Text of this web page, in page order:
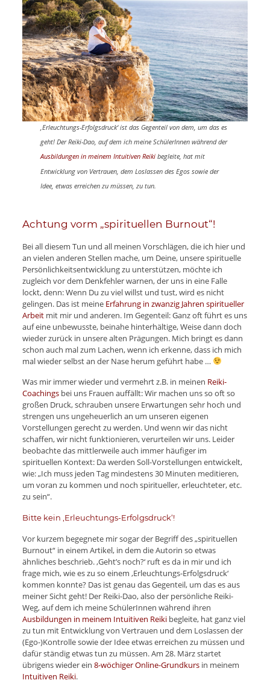
‚Erleuchtungs-Erfolgsdruck‘ ist das Gegenteil von dem, um das es
geht! Der Reiki-Dao, auf dem ich meine SchülerInnen während der
Ausbildungen in meinem Intuitiven Reikibegleite, hat mit
Entwicklung von Vertrauen, dem Loslassen des Egos sowie der
Idee, etwas erreichen zu müssen, zu tun.
Achtung vorm „spirituellen Burnout“!
Bei all diesem Tun und all meinen Vorschlägen, die ich hier und
an vielen anderen Stellen mache, um Deine, unsere spirituelle
Persönlichkeitsentwicklung zu unterstützen, möchte ich
zugleich vor dem Denkfehler warnen, der uns in eine Falle
lockt, denn: Wenn Du zu viel willst und tust, wird es nicht
gelingen. Das ist meine Erfahrung in zwanzig Jahren spiritueller
Arbeitmit mir und anderen. Im Gegenteil: Ganz oft führt es uns
auf eine unbewusste, beinahe hinterhältige, Weise dann doch
wieder zurück in unsere alten Prägungen. Mich bringt es dann
schon auch mal zum Lachen, wenn ich erkenne, dass ich mich
mal wieder selbst an der Nase herum geführt habe …
Was mir immer wieder und vermehrt z.B. in meinen Reiki-
Coachingsbei uns Frauen auffällt: Wir machen uns so oft so
großen Druck, schrauben unsere Erwartungen sehr hoch und
strengen uns ungeheuerlich an um unseren eigenen
Vorstellungen gerecht zu werden. Und wenn wir das nicht
schaffen, wir nicht funktionieren, verurteilen wir uns. Leider
beobachte das mittlerweile auch immer häufiger im
spirituellen Kontext: Da werden Soll-Vorstellungen entwickelt,
wie: „Ich muss jeden Tag mindestens 30 Minuten meditieren,
um voran zu kommen und noch spiritueller, erleuchteter, etc.
zu sein“.
Bitte kein ‚Erleuchtungs-Erfolgsdruck‘!
Vor kurzem begegnete mir sogar der Begriff des „spirituellen
Burnout“ in einem Artikel, in dem die Autorin so etwas
ähnliches beschrieb. ‚Geht’s noch?‘ ruft es da in mir und ich
frage mich, wie es zu so einem ‚Erleuchtungs-Erfolgsdruck‘
kommen konnte? Das ist genau das Gegenteil, um das es aus
meiner Sicht geht! Der Reiki-Dao, also der persönliche Reiki-
Weg, auf dem ich meine SchülerInnen während ihren
Ausbildungen in meinem Intuitiven Reikibegleite, hat ganz viel
zu tun mit Entwicklung von Vertrauen und dem Loslassen der
(Ego-)Kontrolle sowie der Idee etwas erreichen zu müssen und
dafür ständig etwas tun zu müssen. Am 28. März startet
übrigens wieder ein 8-wöchiger Online-Grundkursin meinem
Intuitiven Reiki.